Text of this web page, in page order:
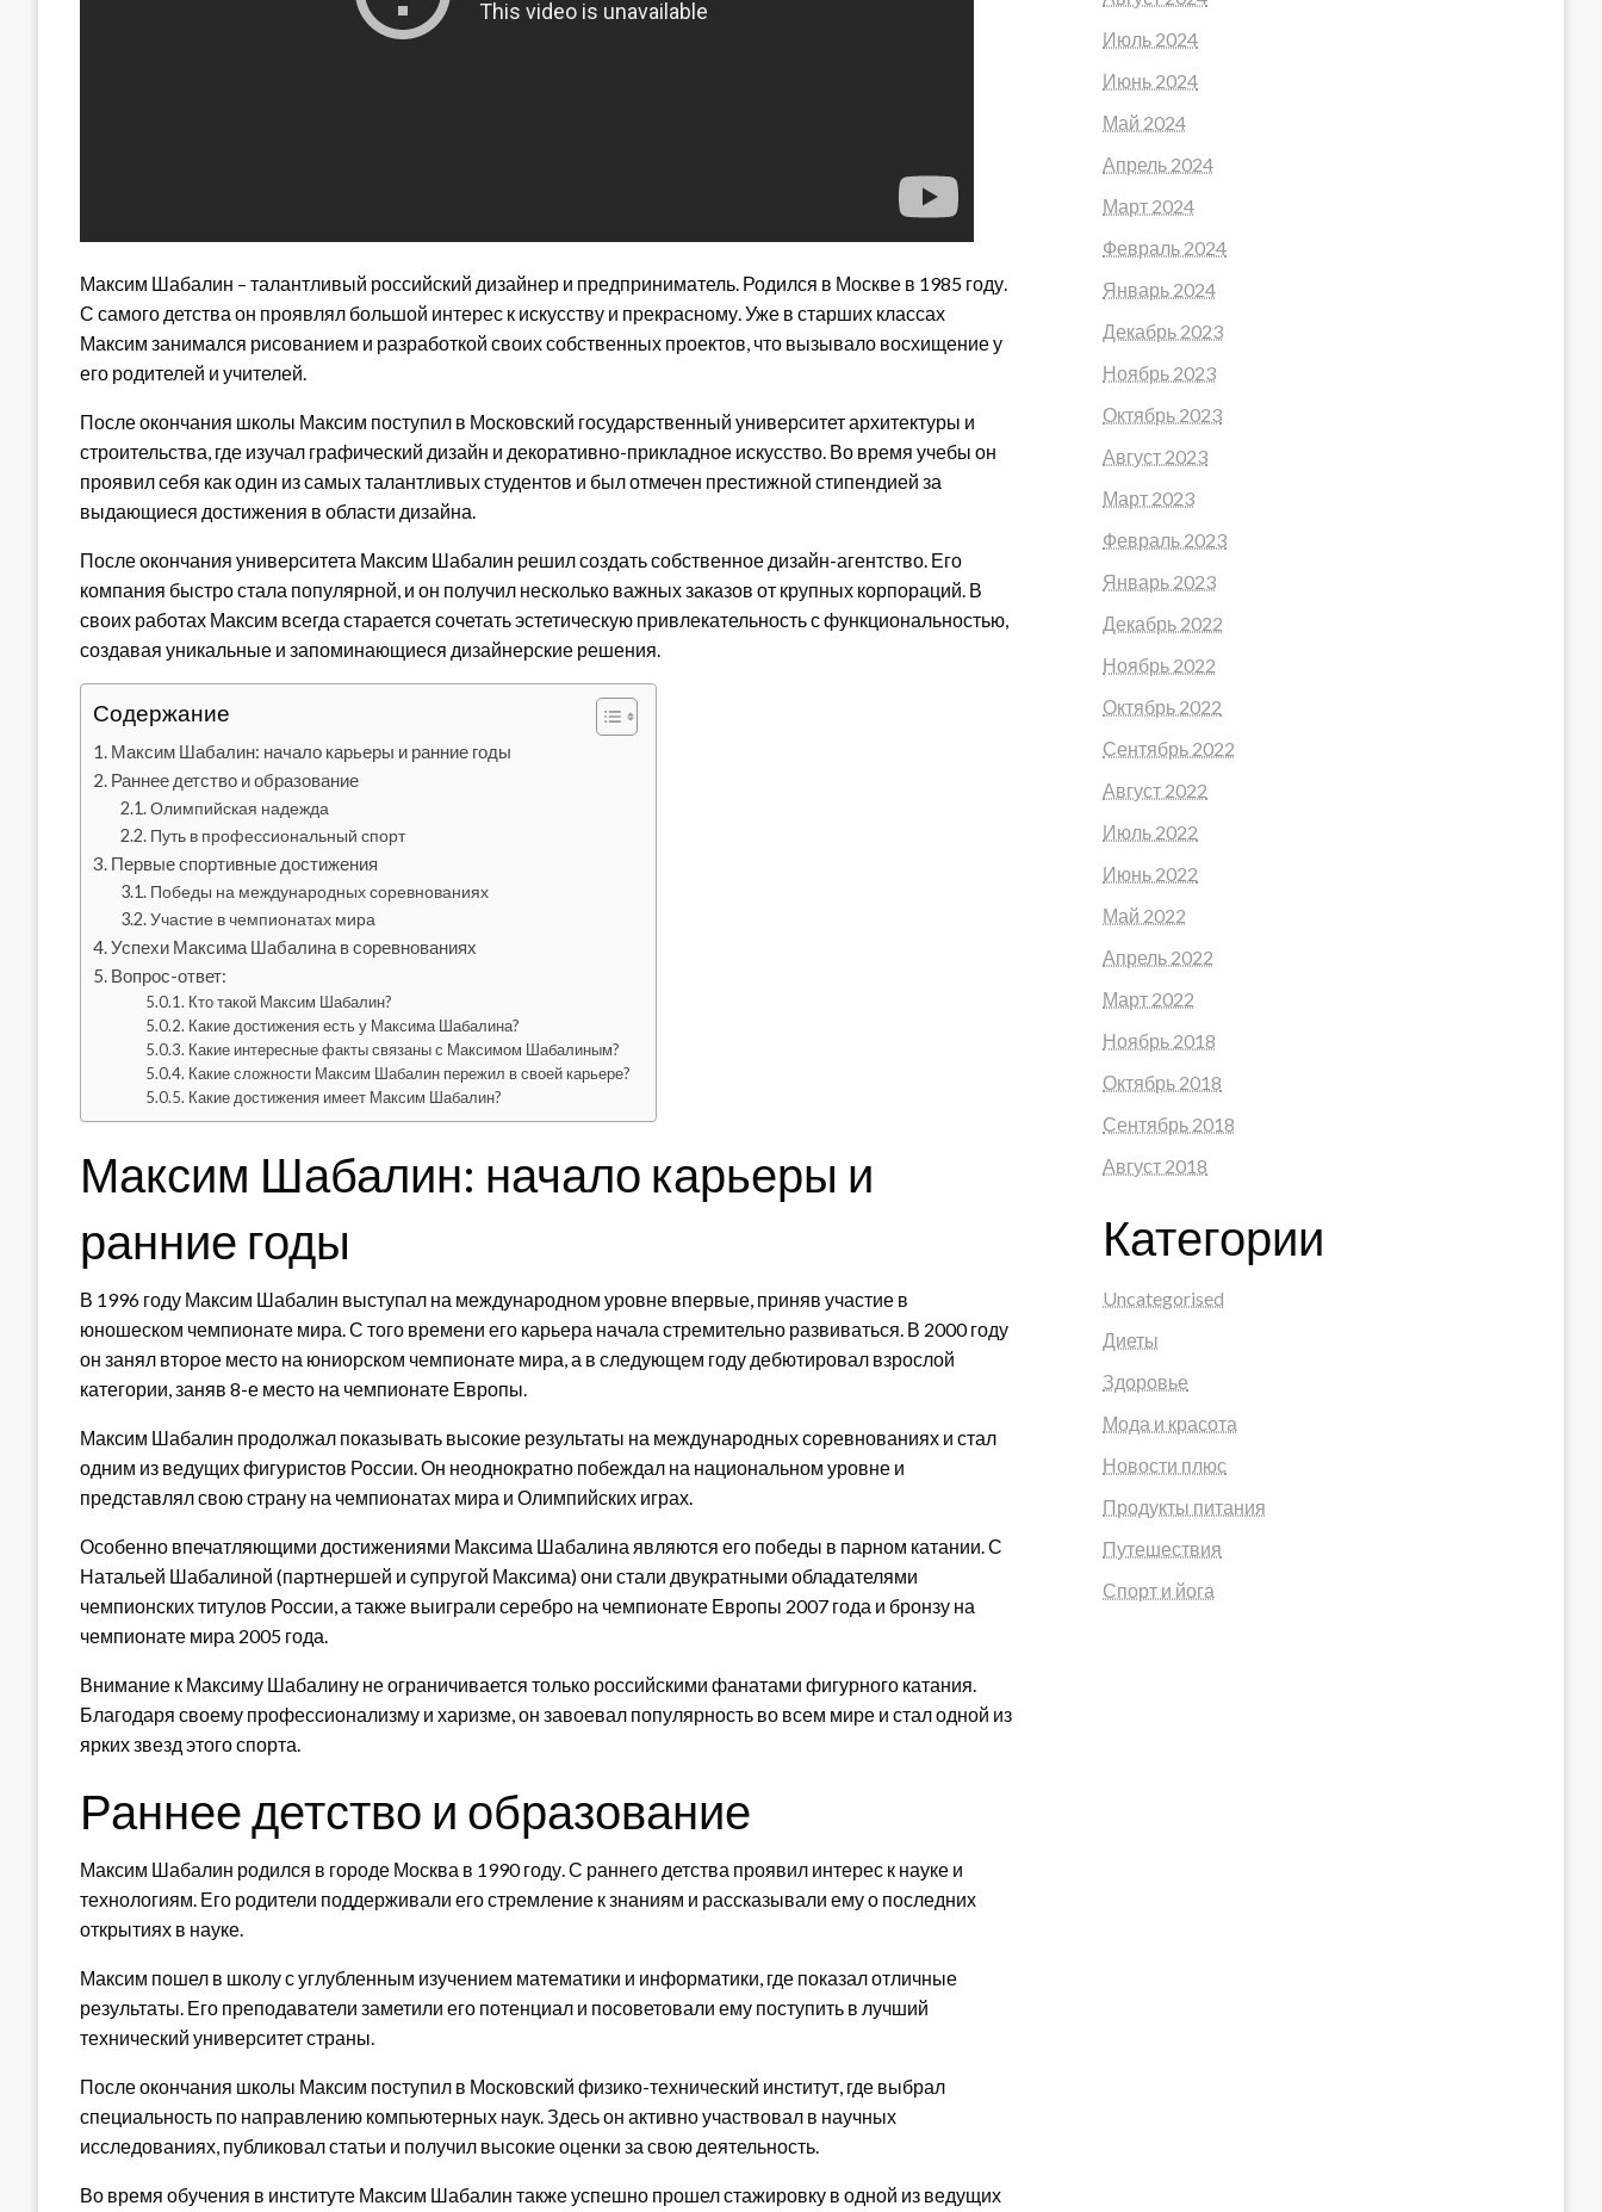
Максим Шабалин – талантливый российский дизайнер и предприниматель. Родился в Москве в 1985 году.
С самого детства он проявлял большой интерес к искусству и прекрасному. Уже в старших классах
Максим занимался рисованием и разработкой своих собственных проектов, что вызывало восхищение у
его родителей и учителей.
После окончания школы Максим поступил в Московский государственный университет архитектуры и
строительства, где изучал графический дизайн и декоративно-прикладное искусство. Во время учебы он
проявил себя как один из самых талантливых студентов и был отмечен престижной стипендией за
выдающиеся достижения в области дизайна.
После окончания университета Максим Шабалин решил создать собственное дизайн-агентство. Его
компания быстро стала популярной, и он получил несколько важных заказов от крупных корпораций. В
своих работах Максим всегда старается сочетать эстетическую привлекательность с функциональностью,
создавая уникальные и запоминающиеся дизайнерские решения.
Содержание
Максим Шабалин: начало карьеры и ранние годы
Раннее детство и образование
Олимпийская надежда
Путь в профессиональный спорт
Первые спортивные достижения
Победы на международных соревнованиях
Участие в чемпионатах мира
Успехи Максима Шабалина в соревнованиях
Вопрос-ответ:
Кто такой Максим Шабалин?
Какие достижения есть у Максима Шабалина?
Какие интересные факты связаны с Максимом Шабалиным?
Какие сложности Максим Шабалин пережил в своей карьере?
Какие достижения имеет Максим Шабалин?
Максим Шабалин: начало карьеры и
ранние годы
В 1996 году Максим Шабалин выступал на международном уровне впервые, приняв участие в
юношеском чемпионате мира. С того времени его карьера начала стремительно развиваться. В 2000 году
он занял второе место на юниорском чемпионате мира, а в следующем году дебютировал взрослой
категории, заняв 8-е место на чемпионате Европы.
Максим Шабалин продолжал показывать высокие результаты на международных соревнованиях и стал
одним из ведущих фигуристов России. Он неоднократно побеждал на национальном уровне и
представлял свою страну на чемпионатах мира и Олимпийских играх.
Особенно впечатляющими достижениями Максима Шабалина являются его победы в парном катании. С
Натальей Шабалиной (партнершей и супругой Максима) они стали двукратными обладателями
чемпионских титулов России, а также выиграли серебро на чемпионате Европы 2007 года и бронзу на
чемпионате мира 2005 года.
Внимание к Максиму Шабалину не ограничивается только российскими фанатами фигурного катания.
Благодаря своему профессионализму и харизме, он завоевал популярность во всем мире и стал одной из
ярких звезд этого спорта.
Раннее детство и образование
Максим Шабалин родился в городе Москва в 1990 году. С раннего детства проявил интерес к науке и
технологиям. Его родители поддерживали его стремление к знаниям и рассказывали ему о последних
открытиях в науке.
Максим пошел в школу с углубленным изучением математики и информатики, где показал отличные
результаты. Его преподаватели заметили его потенциал и посоветовали ему поступить в лучший
технический университет страны.
После окончания школы Максим поступил в Московский физико-технический институт, где выбрал
специальность по направлению компьютерных наук. Здесь он активно участвовал в научных
исследованиях, публиковал статьи и получил высокие оценки за свою деятельность.
Во время обучения в институте Максим Шабалин также успешно прошел стажировку в одной из ведущих
Июль 2024
Июнь 2024
Май 2024
Апрель 2024
Март 2024
Февраль 2024
Январь 2024
Декабрь 2023
Ноябрь 2023
Октябрь 2023
Август 2023
Март 2023
Февраль 2023
Январь 2023
Декабрь 2022
Ноябрь 2022
Октябрь 2022
Сентябрь 2022
Август 2022
Июль 2022
Июнь 2022
Май 2022
Апрель 2022
Март 2022
Ноябрь 2018
Октябрь 2018
Сентябрь 2018
Август 2018
Категории
Uncategorised
Диеты
Здоровье
Мода и красота
Новости плюс
Продукты питания
Путешествия
Спорт и йога